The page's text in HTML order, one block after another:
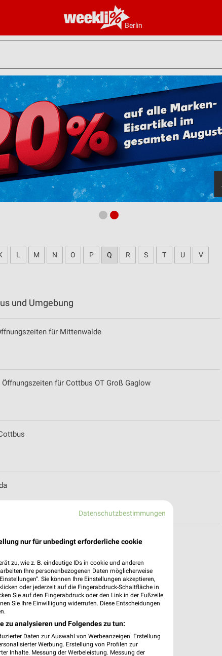
Berlin
L M N O P Q R S T U V
und Umgebung
für Mittenwalde
für Cottbus OT Groß Gaglow
Datenschutzbestimmungen
nur für unbedingt erforderliche cookie
zu, wie z. B. eindeutige IDs in cookie und anderen
Ihre personenbezogenen Daten möglicherweise
Sie können Ihre Einstellungen akzeptieren,
oder jederzeit auf die Fingerabdruck-Schaltfläche in
Sie auf den Fingerabdruck oder den Link in der Fußzeile
Sie Ihre Einwilligung widerrufen. Diese Entscheidungen
zu analysieren und Folgendes zu tun:
Daten zur Auswahl von Werbeanzeigen. Erstellung
Werbung. Erstellung von Profilen zur
Inhalte. Messung der Werbeleistung. Messung der